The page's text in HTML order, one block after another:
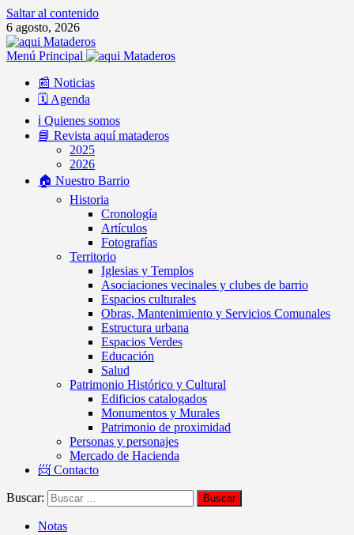
Saltar al contenido
6 agosto, 2026
Menú Principal
📰 Noticias
🗓️ Agenda
ℹ️ Quienes somos
📘 Revista aquí mataderos
2025
2026
🏠 Nuestro Barrio
Historia
Cronología
Artículos
Fotografías
Territorio
Iglesias y Templos
Asociaciones vecinales y clubes de barrio
Espacios culturales
Obras, Mantenimiento y Servicios Comunales
Estructura urbana
Espacios Verdes
Educación
Salud
Patrimonio Histórico y Cultural
Edificios catalogados
Monumentos y Murales
Patrimonio de proximidad
Personas y personajes
Mercado de Hacienda
📨 Contacto
Buscar:
Notas